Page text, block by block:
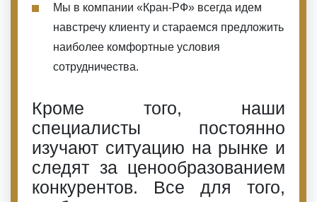
Мы в компании «Кран-РФ» всегда идем
навстречу клиенту и стараемся предложить
наиболее комфортные условия
сотрудничества.
Кроме того, наши
специалисты постоянно
изучают ситуацию на рынке и
следят за ценообразованием
конкурентов. Все для того,